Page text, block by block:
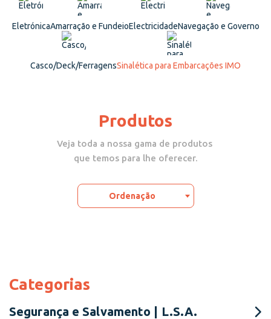
EletrónicaAmarração e FundeioElectricidadeNavegação e Governo
Casco/Deck/FerragensSinalética para Embarcações IMO
Produtos
Veja toda a nossa gama de produtos
que temos para lhe oferecer.
Ordenação
Categorias
Segurança e Salvamento | L.S.A.